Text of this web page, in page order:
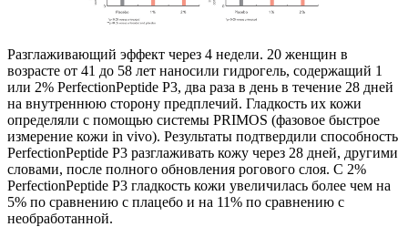
Разглаживающий эффект через 4 недели. 20 женщин в
возрасте от 41 до 58 лет наносили гидрогель, содержащий 1
или 2% PerfectionPeptide P3, два раза в день в течение 28 дней
на внутреннюю сторону предплечий. Гладкость их кожи
определяли с помощью системы PRIMOS (фазовое быстрое
измерение кожи in vivo). Результаты подтвердили способность
PerfectionPeptide P3 разглаживать кожу через 28 дней, другими
словами, после полного обновления рогового слоя. С 2%
PerfectionPeptide P3 гладкость кожи увеличилась более чем на
5% по сравнению с плацебо и на 11% по сравнению с
необработанной.